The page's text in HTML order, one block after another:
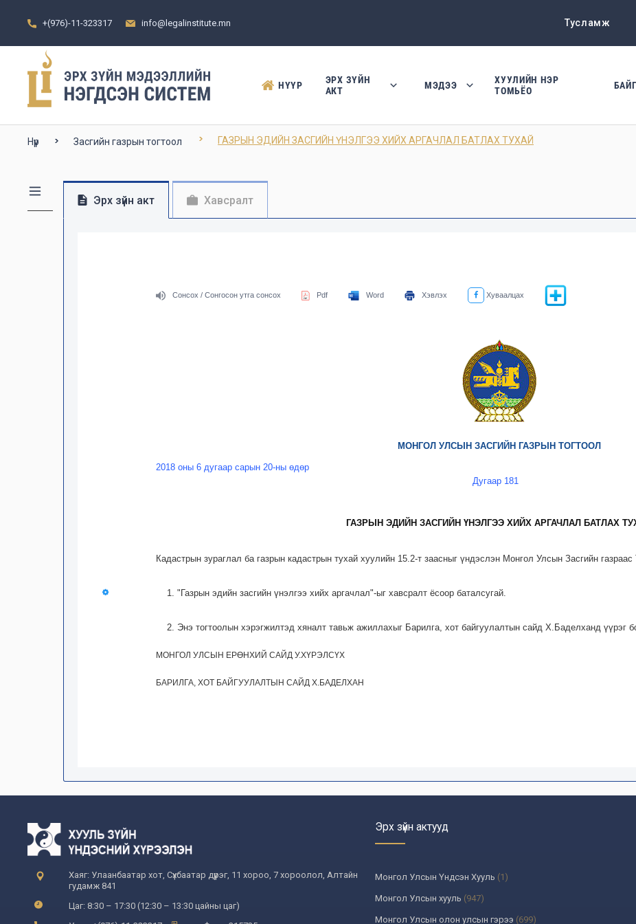
+(976)-11-323317 info@legalinstitute.mn Тусламж
НҮҮР
ЭРХ ЗҮЙН
АКТ
МЭДЭЭ
ХУУЛИЙН НЭР
ТОМЬЁО
Нүүр Засгийн газрын тогтоол ГАЗРЫН ЭДИЙН ЗАСГИЙН ҮНЭЛГЭЭ ХИЙХ АРГАЧЛАЛ БАТЛАХ ТУХАЙ
Эрх зүйн акт Хавсралт
Сонсох / Сонгосон утга сонсох Pdf Word Хэвлэх Хуваалцах
МОНГОЛ УЛСЫН ЗАСГИЙН ГАЗРЫН ТОГТООЛ
2018 оны 6 дугаар сарын 20-ны өдөр
Дугаар 181
ГАЗРЫН ЭДИЙН ЗАСГИЙН ҮНЭЛГЭЭ ХИЙХ АРГАЧЛАЛ БАТЛАХ
Кадастрын зураглал ба газрын кадастрын тухай хуулийн 15.2-т заасныг үндэслэн Монгол Улсын Засгийн
1. "Газрын эдийн засгийн үнэлгээ хийх аргачлал"-ыг хавсралт ёсоор баталсугай.
2. Энэ тогтоолын хэрэгжилтэд хяналт тавьж ажиллахыг Барилга, хот байгуулалтын сайд Х.Баделханд үүрэг
МОНГОЛ УЛСЫН ЕРӨНХИЙ САЙД У.ХҮРЭЛСҮХ
БАРИЛГА, ХОТ БАЙГУУЛАЛТЫН САЙД Х.БАДЕЛХАН
Хаяг: Улаанбаатар хот, Сүхбаатар дүүрэг, 11 хороо, 7 хороолол, Алтайн
гудамж 841
Цаг: 8:30 – 17:30 (12:30 – 13:30 цайны цаг)
Эрх зүйн актууд
Монгол Улсын Үндсэн Хууль (1)
Монгол Улсын хууль (947)
Монгол Улсын олон улсын гэрээ (699)